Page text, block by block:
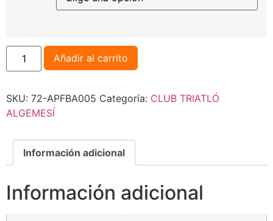
Añadir al carrito
SKU: 72-APFBA005 Categoría: CLUB TRIATLÓ
ALGEMESÍ
Información adicional
Información adicional